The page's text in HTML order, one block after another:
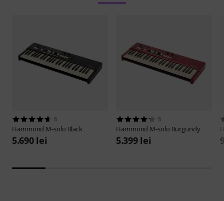
5
Hammond M-solo Black
5.690 lei
5
Hammond M-solo Burgundy
5.399 lei